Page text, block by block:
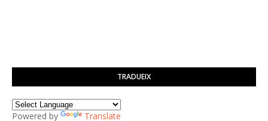
TRADUEIX
Powered by Translate